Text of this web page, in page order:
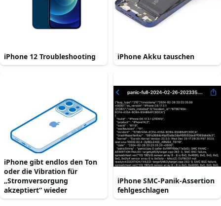
iPhone 12 Troubleshooting iPhone Akku tauschen
iPhone gibt endlos den Ton
oder die Vibration für
„Stromversorgung
akzeptiert“ wieder
iPhone SMC-Panik-Assertion
fehlgeschlagen